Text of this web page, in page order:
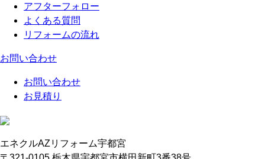
アフターフォロー
よくある質問
リフォームの流れ
お問い合わせ
お問い合わせ
お見積り
エネクルAZリフォーム宇都宮